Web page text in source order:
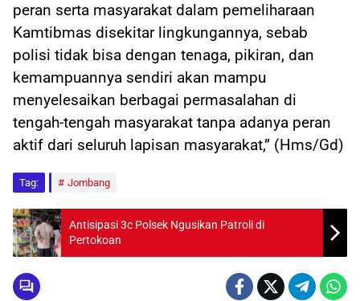
peran serta masyarakat dalam pemeliharaan
Kamtibmas disekitar lingkungannya, sebab
polisi tidak bisa dengan tenaga, pikiran, dan
kemampuannya sendiri akan mampu
menyelesaikan berbagai permasalahan di
tengah-tengah masyarakat tanpa adanya peran
aktif dari seluruh lapisan masyarakat,” (Hms/Gd)
Tag: Jombang
Antisipasi 3c Polsek Ngusikan Patroli di
Pertokoan